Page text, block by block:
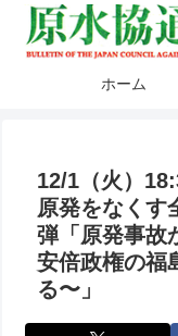
ホーム
12/1（火）
原発をなくす
弾「原発事故
安倍政権の福
る〜」